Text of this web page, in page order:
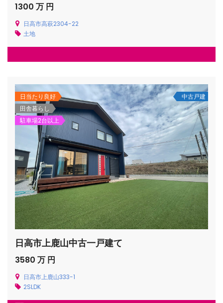
1300 万 円
日高市高萩2304-22
土地
日当たり良好
田舎暮らし
駐車場2台以上
中古戸建
日高市上鹿山中古一戸建て
3580 万 円
日高市上鹿山333-1
2SLDK